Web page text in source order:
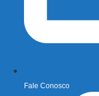
Fale Conosco